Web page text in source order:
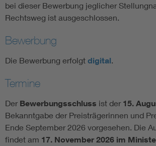
bei dieser Bewerbung jeglicher
Rechtsweg ist ausgeschlossen.
Bewerbung
Die Bewerbung erfolgt digital.
Termine
Der Bewerbungsschluss ist der 15.
Bekanntgabe der Preisträgerinnen und
Ende September 2026 vorgesehen. Die
findet am 17. November 2026 im